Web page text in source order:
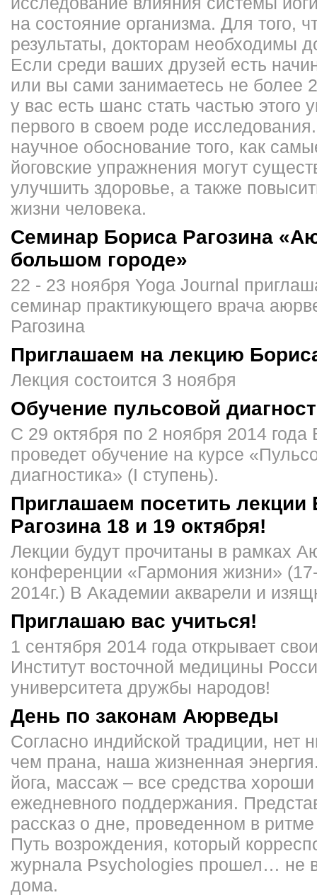
на состояние организма. Для того,
результаты, докторам необходимы
Если среди ваших друзей есть
или вы сами занимаетесь не более
у вас есть шанс стать частью этого
первого в своем роде
научное обоснование того, как
йоговские упражнения могут
улучшить здоровье, а также
жизни человека.
Семинар Бориса Рагозина
большом городе»
22 - 23 ноября Yoga Journal
семинар практикующего врача
Рагозина
Приглашаем на лекцию
Лекция состоится 3 ноября
Обучение пульсовой
С 29 октября по 2 ноября 2014 года
проведет обучение на курсе
диагностика» (I ступень).
Приглашаем посетить лекции
Рагозина 18 и 19 октября!
Лекции будут прочитаны в рамках
конференции «Гармония жизни»
2014г.) В Академии акварели и
Приглашаю вас учиться!
1 сентября 2014 года открывает
Институт восточной медицины
университета дружбы народов!
День по законам Aюрведы
Согласно индийской традиции, нет
чем прана, наша жизненная
йога, массаж – все средства
ежедневного поддержания.
рассказ о дне, проведенном в
Путь возрождения, который
журнала Psychologies прошел… не
дома.